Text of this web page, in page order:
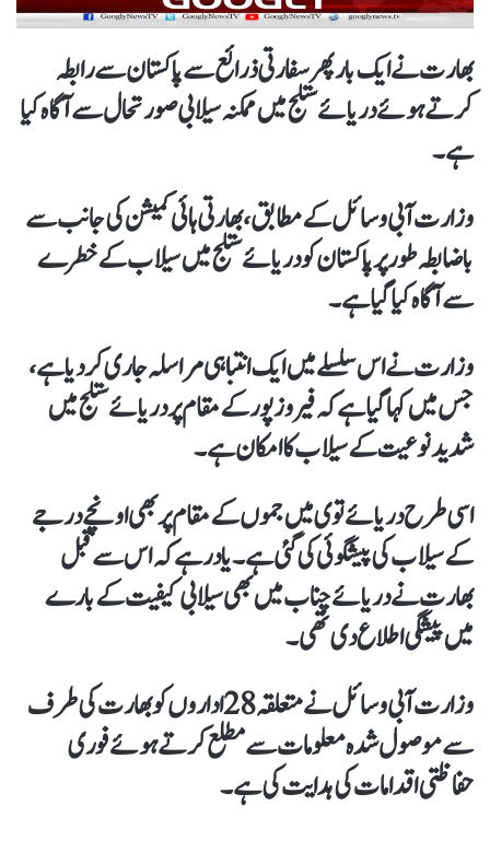
بھارت نے ایک بار پھر سفارتی ذرائع سے پاکستان سے رابطہ
کرتے ہوئے دریائے ستلج میں ممکنہ سیلابی صورتحال سے آگاہ کیا
ہے۔
وزارت آبی وسائل کے مطابق، بھارتی ہائی کمیشن کی جانب سے
باضابطہ طور پر پاکستان کو دریائے ستلج میں سیلاب کے خطرے
سے آگاہ کیا گیا ہے۔
وزارت نے اس سلسلے میں ایک انتباہی مراسلہ جاری کر دیا ہے،
جس میں کہا گیا ہے کہ فیروزپور کے مقام پر دریائے ستلج میں
شدید نوعیت کے سیلاب کا امکان ہے۔
اسی طرح دریائے توی میں جموں کے مقام پر بھی اونچے درجے
کے سیلاب کی پیشگوئی کی گئی ہے۔ یاد رہے کہ اس سے قبل
بھارت نے دریائے چناب میں بھی سیلابی کیفیت کے بارے
میں پیشگی اطلاع دی تھی۔
وزارت آبی وسائل نے متعلقہ 28 اداروں کو بھارت کی طرف
سے موصول شدہ معلومات سے مطلع کرتے ہوئے فوری
حفاظتی اقدامات کی ہدایت کی ہے۔